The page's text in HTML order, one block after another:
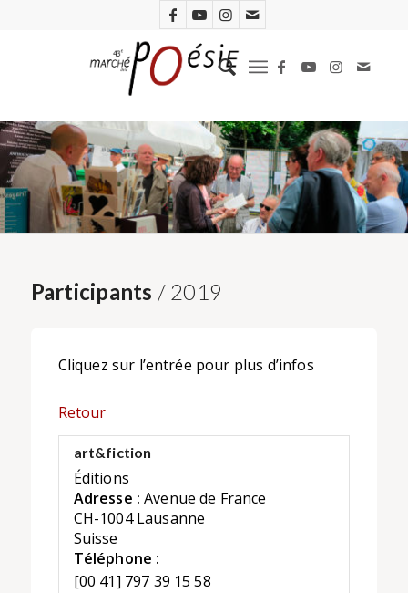
Participants / 2019
Cliquez sur l’entrée pour plus d’infos
Retour
art&fiction
Éditions
Adresse : Avenue de France
CH-1004 Lausanne
Suisse
Téléphone :
[00 41] 797 39 15 58